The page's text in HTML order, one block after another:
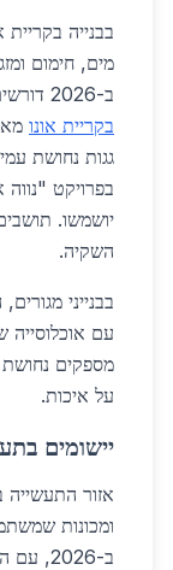
בבנייה
מים, חימום
ב-2026 דורשים אלפי קילוגרמים.
בקריית אונו
גגות נחושת
יושמשו.
השקיה.
בבנייני
מספקים נחושת
על איכות.
יישומים
אזור התעשייה
ומכונות
ב-2026, עם הרחבת פארק תעשייה,